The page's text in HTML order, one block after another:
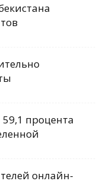
процента
онлайн-